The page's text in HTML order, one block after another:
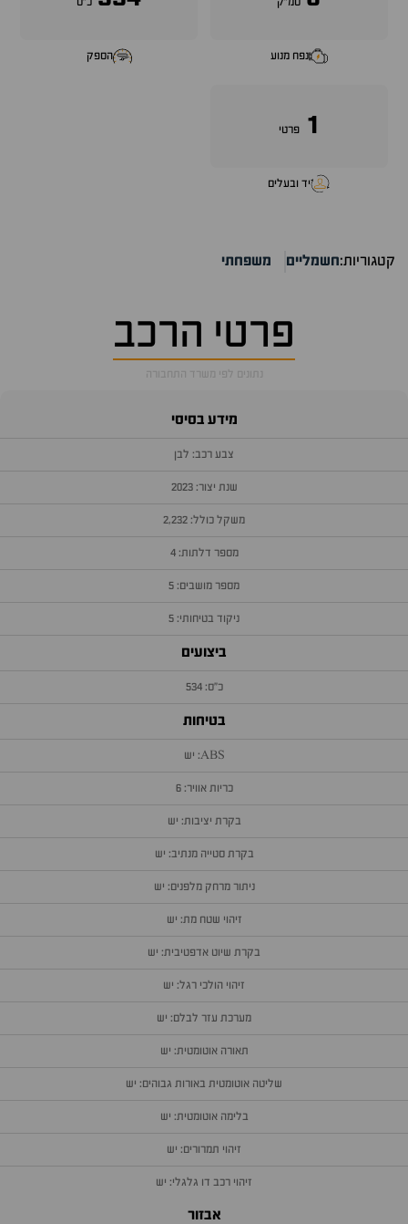
נפח מנוע הספק
1 פרטי
יד ובעלים
קטגוריות:חשמליים משפחתי
פרטי הרכב
נתונים לפי משרד התחבורה
מידע בסיסי
צבע רכב: לבן
שנת יצור: 2023
משקל כולל: 2,232
מספר דלתות: 4
מספר מושבים: 5
ניקוד בטיחותי: 5
ביצועים
כ״ס: 534
בטיחות
ABS: יש
כריות אוויר: 6
בקרת יציבות: יש
בקרת סטייה מנתיב: יש
ניתור מרחק מלפנים: יש
זיהוי שטח מת: יש
בקרת שיוט אדפטיבית: יש
זיהוי הולכי רגל: יש
מערכת עזר לבלם: יש
תאורה אוטומטית: יש
שליטה אוטומטית באורות גבוהים: יש
בלימה אוטומטית: יש
זיהוי תמרורים: יש
זיהוי רכב דו גלגלי: יש
אבזור